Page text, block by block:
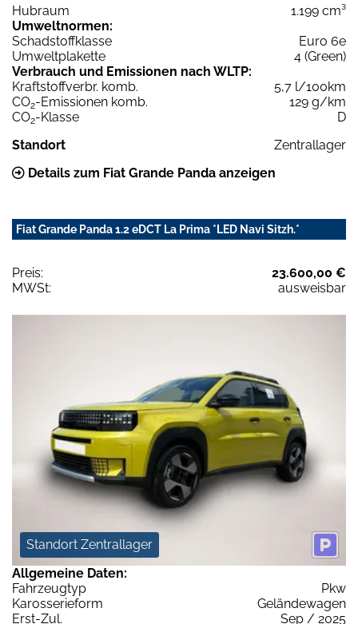
Hubraum
1.199 cm³
Umweltnormen:
Schadstoffklasse
Euro 6e
Umweltplakette
4 (Green)
Verbrauch und Emissionen nach WLTP:
Kraftstoffverbr. komb.
5,7 l/100km
CO2-Emissionen komb.
129 g/km
CO2-Klasse
D
Standort
Zentrallager
Details zum Fiat Grande Panda anzeigen
Fiat Grande Panda 1.2 eDCT La Prima *LED Navi Sitzh.*
Preis:
23.600,00 €
MWSt:
ausweisbar
Standort Zentrallager
Allgemeine Daten:
Fahrzeugtyp
Pkw
Karosserieform
Geländewagen
Erst-Zul.
Sep / 2025